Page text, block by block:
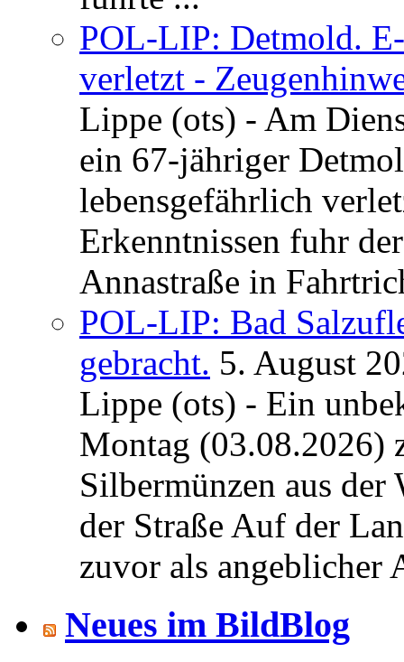
POL-LIP: Detmold.
verletzt -
Lippe (ots) - Am
ein 67-jähriger
lebensgefährlich
Erkenntnissen fuhr
Annastraße in
POL-LIP: Bad
gebracht. 5. August
Lippe (ots) - Ein
Montag (03.08.2026)
Silbermünzen aus der
der Straße Auf der
zuvor als angeblicher
Neues im BildBlog